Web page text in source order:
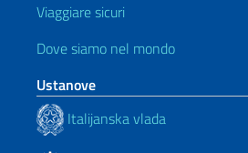
Viaggiare sicuri
Dove siamo nel mondo
Ustanove
Italijanska vlada